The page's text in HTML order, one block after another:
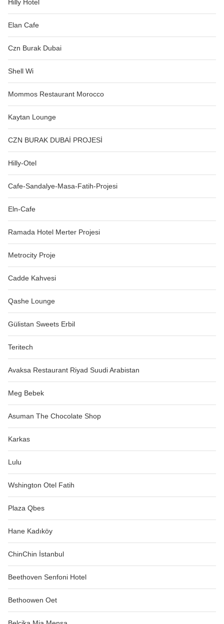
Hilly Hotel
Elan Cafe
Czn Burak Dubai
Shell Wi
Mommos Restaurant Morocco
Kaytan Lounge
CZN BURAK DUBAİ PROJESİ
Hilly-Otel
Cafe-Sandalye-Masa-Fatih-Projesi
Eln-Cafe
Ramada Hotel Merter Projesi
Metrocity Proje
Cadde Kahvesi
Qashe Lounge
Gülistan Sweets Erbil
Teritech
Avaksa Restaurant Riyad Suudi Arabistan
Meg Bebek
Asuman The Chocolate Shop
Karkas
Lulu
Wshington Otel Fatih
Plaza Qbes
Hane Kadıköy
ChinChin İstanbul
Beethoven Senfoni Hotel
Bethoowen Oet